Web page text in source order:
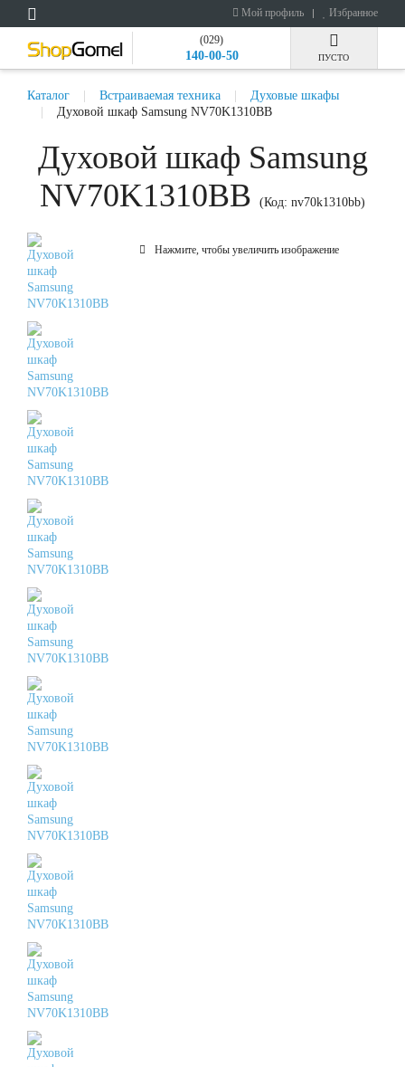
Мой профиль Избранное
(029)
140-00-50 ПУСТО
Каталог Встраиваемая техника
Духовые шкафы
Духовой шкаф Samsung NV70K1310BB
Духовой шкаф Samsung
NV70K1310BB
(Код: nv70k1310bb)
Нажмите, чтобы увеличить изображение